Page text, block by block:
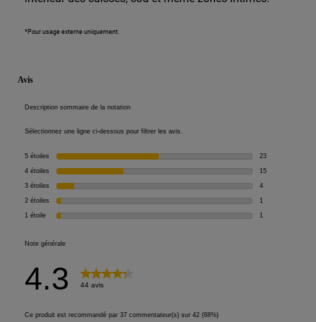
*Pour usage externe uniquement.